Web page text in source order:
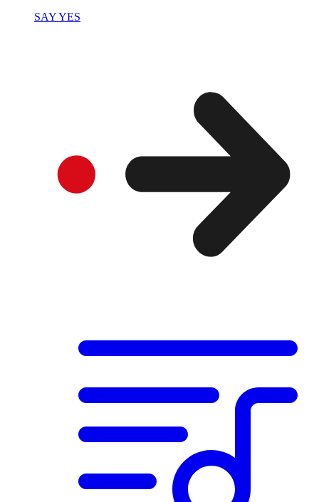
SAY YES